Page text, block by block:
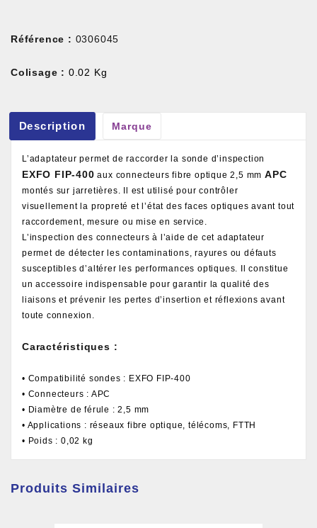
Référence : 0306045
Colisage : 0.02 Kg
Description Marque
L’adaptateur permet de raccorder la sonde d’inspection
EXFO FIP-400 aux connecteurs fibre optique 2,5 mmAPC
montés sur jarretières. Il est utilisé pour contrôler
visuellement la propreté et l’état des faces optiques avant tout
raccordement, mesure ou mise en service.
L’inspection des connecteurs à l’aide de cet adaptateur
permet de détecter les contaminations, rayures ou défauts
susceptibles d’altérer les performances optiques. Il constitue
un accessoire indispensable pour garantir la qualité des
liaisons et prévenir les pertes d’insertion et réflexions avant
toute connexion.
Caractéristiques :
• Compatibilité sondes : EXFO FIP-400
• Connecteurs : APC
• Diamètre de férule : 2,5 mm
• Applications : réseaux fibre optique, télécoms, FTTH
• Poids : 0,02 kg
Produits Similaires